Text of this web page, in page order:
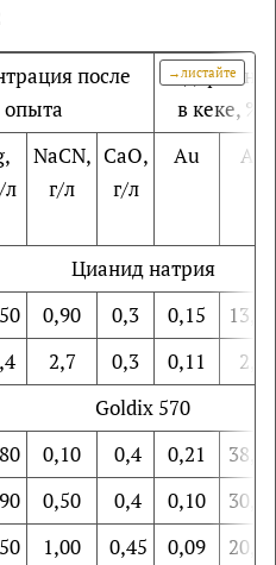
после
опыта
в кеке, %
л
NaCN,
г/л
CaO,
г/л
Au Ag
Цианид натрия
0,90 0,3 0,15
13,60
2,7 0,3 0,11
2,0
Goldiх 570
0,10 0,4 0,21
38,60
0,50 0,4 0,10
30,60
1,00 0,45 0,09
20,10